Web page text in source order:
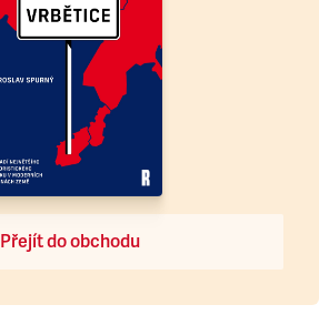
Přejít do obchodu